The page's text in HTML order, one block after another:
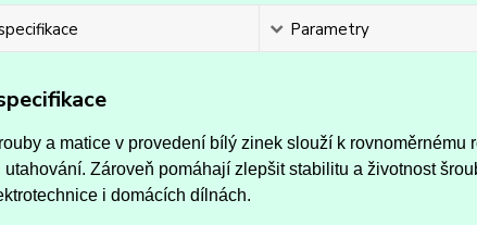
Parametry
a matice v provedení bílý zinek slouží k
utahování. Zároveň pomáhají zlepšit stabilitu a životnost
i domácích dílnách.